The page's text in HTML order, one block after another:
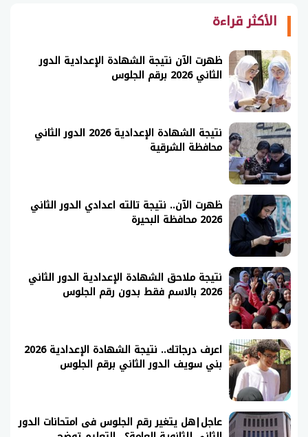
الأكثر قراءة
ظهرت الآن نتيجة الشهادة الإعدادية الدور
الثاني 2026 برقم الجلوس
نتيجة الشهادة الإعدادية 2026 الدور الثاني
محافظة الشرقية
ظهرت الآن.. نتيجة تالته اعدادي الدور الثاني
2026 محافظة البحيرة
نتيجة ملاحق الشهادة الإعدادية الدور الثاني
2026 بالاسم فقط بدون رقم الجلوس
اعرف درجاتك.. نتيجة الشهادة الإعدادية 2026
بني سويف الدور الثاني برقم الجلوس
عاجل|هل يتغير رقم الجلوس فى امتحانات الدور